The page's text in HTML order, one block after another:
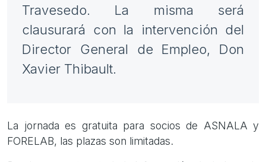
Travesedo. La misma será
clausurará con la intervención del
Director General de Empleo, Don
Xavier Thibault.
La jornada es gratuita para socios de ASNALA y
FORELAB, las plazas son limitadas.